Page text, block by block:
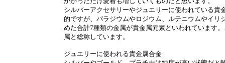
シルバーアクセサリーやジュエリーに使われている
的ですが、パラジウムやロジウム、ルテニウムやイ
めた合計7種類の金属が貴金属元素といわれています
属と総称しています。
ジュエリーに使われる貴金属合金